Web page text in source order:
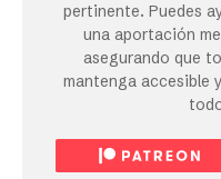
pertinente. Puedes
una aportación
asegurando que
mantenga accesible